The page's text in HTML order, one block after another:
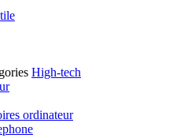
High-tech
ordinateur